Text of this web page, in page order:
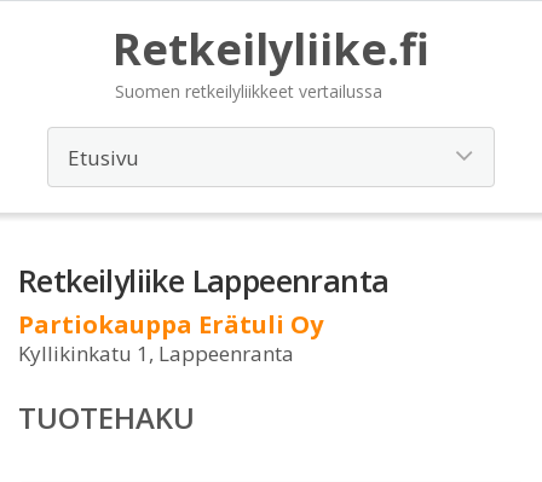
Retkeilyliike.fi
Suomen retkeilyliikkeet vertailussa
Retkeilyliike Lappeenranta
Partiokauppa Erätuli Oy
Kyllikinkatu 1, Lappeenranta
TUOTEHAKU